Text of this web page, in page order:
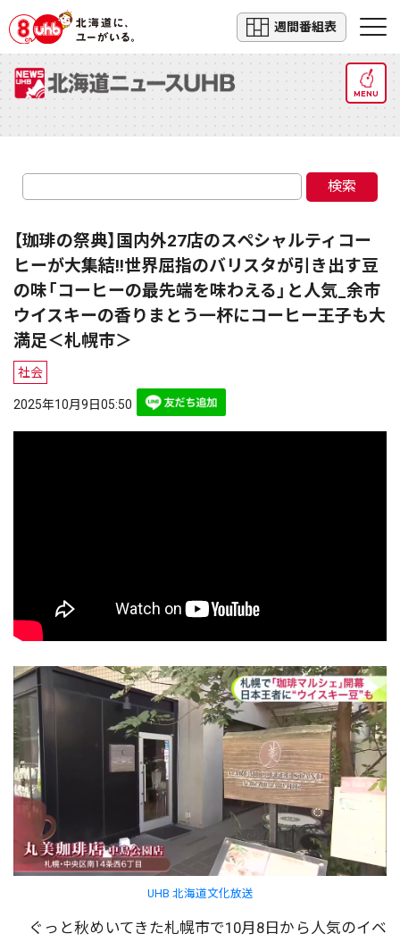
週間番組表
MENU
検索
【珈琲の祭典】国内外27店のスペシャルティコー
ヒーが大集結!!世界屈指のバリスタが引き出す豆
の味「コーヒーの最先端を味わえる」と人気_余市
ウイスキーの香りまとう一杯にコーヒー王子も大
満足＜札幌市＞
社会
2025年10月9日05:50
UHB 北海道文化放送
ぐっと秋めいてきた札幌市で10月8日から人気のイベ